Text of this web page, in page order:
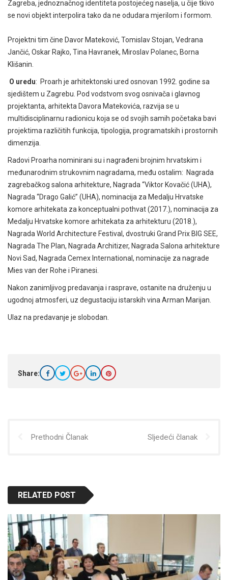
Zagreba, jednoznačnog identiteta postojećeg naselja, u čije tkivo
se novi objekt interpolira tako da ne odudara mjerilom i formom.
Projektni tim čine Davor Mateković, Tomislav Stojan, Vedrana
Jančić, Oskar Rajko, Tina Havranek, Miroslav Polanec, Borna
Klišanin.
O uredu: Proarh je arhitektonski ured osnovan 1992. godine sa
sjedištem u Zagrebu. Pod vodstvom svog osnivača i glavnog
projektanta, arhitekta Davora Matekovića, razvija se u
multidisciplinarnu radionicu koja se od svojih samih početaka bavi
projektima različitih funkcija, tipologija, programatskih i prostornih
dimenzija.
Radovi Proarha nominirani su i nagrađeni brojnim hrvatskim i
međunarodnim strukovnim nagradama, među ostalim: Nagrada
zagrebačkog salona arhitekture, Nagrada “Viktor Kovačić (UHA),
Nagrada “Drago Galić” (UHA), nominacija za Medalju Hrvatske
komore arhitekata za konceptualni pothvat (2017.), nominacija za
Medalju Hrvatske komore arhitekata za arhitekturu (2018.),
Nagrada World Architecture Festival, dvostruki Grand Prix BIG SEE,
Nagrada The Plan, Nagrada Architizer, Nagrada Salona arhitekture
Novi Sad, Nagrada Cemex International, nominacije za nagrade
Mies van der Rohe i Piranesi.
Nakon zanimljivog predavanja i rasprave, ostanite na druženju u
ugodnoj atmosferi, uz degustaciju istarskih vina Arman Marijan.
Ulaz na predavanje je slobodan.
Share:
Prethodni Članak Sljedeći članak
RELATED POST